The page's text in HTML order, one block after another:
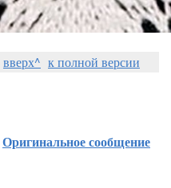
вверх^ к полной версии
Оригинальное сообщение